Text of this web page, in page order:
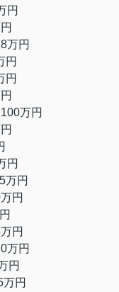
円
万円
円
円
万円
円
万円
円
円
万円
円
万円